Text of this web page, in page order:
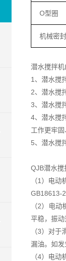
O型圈
机械密封
潜水搅拌
1、潜水搅
2、潜水搅
3、潜水搅
4、潜水搅
工作更牢
5、潜水搅
QJB潜水
（1）电
GB18613-
（2）电
平稳，振
（3）对
漏油。如
（4）电